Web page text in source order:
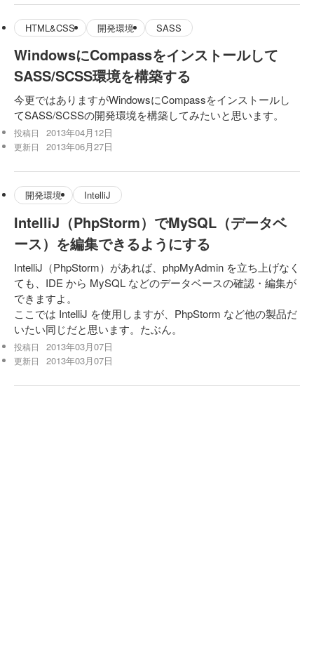
HTML&CSS 開発環境 SASS
WindowsにCompassをインストールして
SASS/SCSS環境を構築する
今更ではありますがWindowsにCompassをインストールし
てSASS/SCSSの開発環境を構築してみたいと思います。
投稿日 2013年04月12日
更新日 2013年06月27日
開発環境 IntelliJ
IntelliJ（PhpStorm）でMySQL（データベ
ース）を編集できるようにする
IntelliJ（PhpStorm）があれば、phpMyAdmin を立ち上げなく
ても、IDE から MySQL などのデータベースの確認・編集が
できますよ。
ここでは IntelliJ を使用しますが、PhpStorm など他の製品だ
いたい同じだと思います。たぶん。
投稿日 2013年03月07日
更新日 2013年03月07日